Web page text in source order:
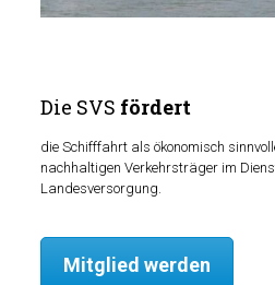
Die SVS fördert
die Schifffahrt als ökonomisch
nachhaltigen Verkehrsträger im
Landesversorgung.
Mitglied werden